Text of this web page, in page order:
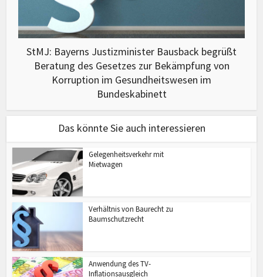
StMJ: Bayerns Justizminister Bausback begrüßt
Beratung des Gesetzes zur Bekämpfung von
Korruption im Gesundheitswesen im
Bundeskabinett
Das könnte Sie auch interessieren
Gelegenheitsverkehr mit
Mietwagen
Verhältnis von Baurecht zu
Baumschutzrecht
Anwendung des TV-
Inflationsausgleich